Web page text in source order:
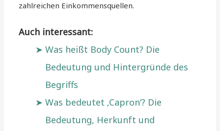
zahlreichen Einkommensquellen.
Auch interessant:
Was heißt Body Count? Die
Bedeutung und Hintergründe des
Begriffs
Was bedeutet ‚Capron‘? Die
Bedeutung, Herkunft und